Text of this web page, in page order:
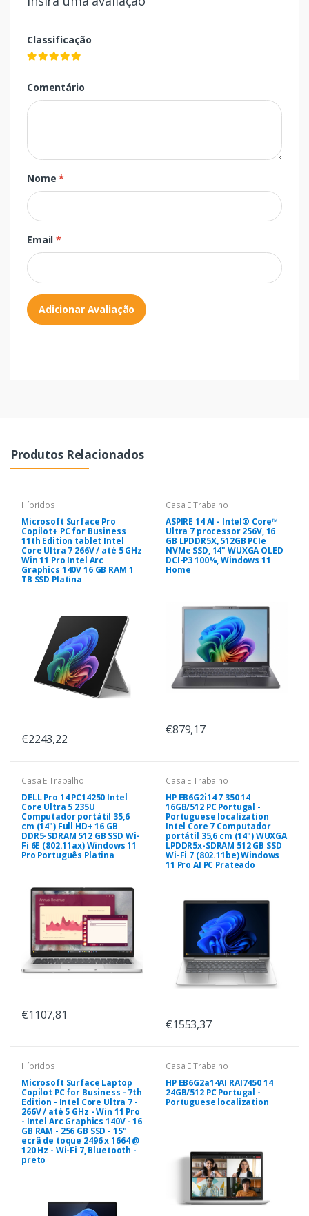
Classificação
Comentário
Nome*
Email*
Adicionar Avaliação
Produtos Relacionados
Híbridos
Microsoft Surface Pro
Copilot+ PC for Business
11th Edition tablet Intel
Core Ultra 7 266V / até 5 GHz
Win 11 Pro Intel Arc
Graphics 140V 16 GB RAM 1
TB SSD Platina
€2243,22
Casa E Trabalho
ASPIRE 14 AI - Intel® Core™
Ultra 7 processor 256V, 16
GB LPDDR5X, 512GB PCIe
NVMe SSD, 14" WUXGA OLED
DCI-P3 100%, Windows 11
Home
€879,17
Casa E Trabalho
DELL Pro 14 PC14250 Intel
Core Ultra 5 235U
Computador portátil 35,6
cm (14") Full HD+ 16 GB
DDR5-SDRAM 512 GB SSD Wi-
Fi 6E (802.11ax) Windows 11
Pro Português Platina
€1107,81
Casa E Trabalho
HP EB6G2i14 7 350 14
16GB/512 PC Portugal -
Portuguese localization
Intel Core 7 Computador
portátil 35,6 cm (14") WUXGA
LPDDR5x-SDRAM 512 GB SSD
Wi-Fi 7 (802.11be) Windows
11 Pro AI PC Prateado
€1553,37
Híbridos
Microsoft Surface Laptop
Copilot PC for Business - 7th
Edition - Intel Core Ultra 7 -
266V / até 5 GHz - Win 11 Pro
- Intel Arc Graphics 140V - 16
GB RAM - 256 GB SSD - 15"
ecrã de toque 2496 x 1664 @
120 Hz - Wi-Fi 7, Bluetooth -
preto
Casa E Trabalho
HP EB6G2a14AI RAI7450 14
24GB/512 PC Portugal -
Portuguese localization